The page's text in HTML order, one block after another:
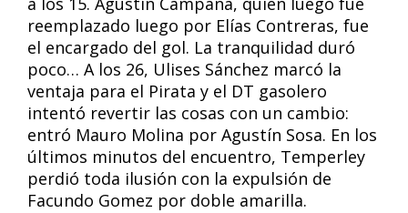
reemplazado luego por Elías Contreras, fue
el encargado del gol. La tranquilidad duró
poco… A los 26, Ulises Sánchez marcó la
ventaja para el Pirata y el DT gasolero
intentó revertir las cosas con un cambio:
entró Mauro Molina por Agustín Sosa. En los
últimos minutos del encuentro, Temperley
perdió toda ilusión con la expulsión de
Facundo Gomez por doble amarilla.